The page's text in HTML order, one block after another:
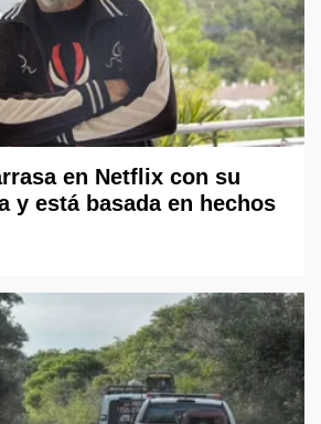
en Netflix con su
y está basada en hechos